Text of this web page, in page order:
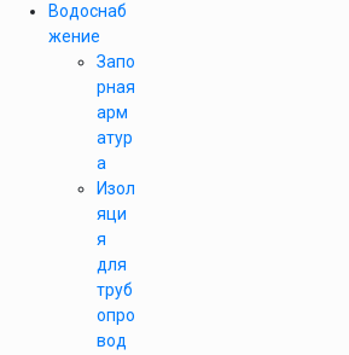
Водоснаб
жение
Запо
рная
арм
атур
а
Изол
яци
я
для
труб
опро
вод